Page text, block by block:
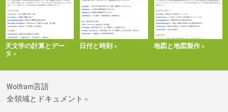
Wolfram言語
全領域とドキュメント
天文学の計算とデー
タ
日付と時刻 地図と地図製作